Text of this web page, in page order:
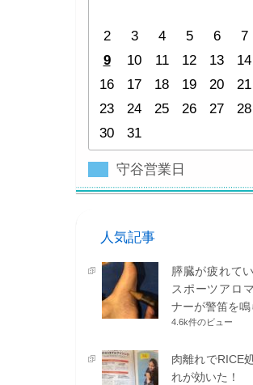
2
3 4 5 6 7
9
10 11 12 13 14
16
17 18 19 20 21
23
24 25 26 27 28
30
31
守谷営業日
人気記事
膵臓が疲れて
スポーツアロ
ナーが警笛を鳴
4.6k件のビュー
肉離れでRICE
れが効いた！